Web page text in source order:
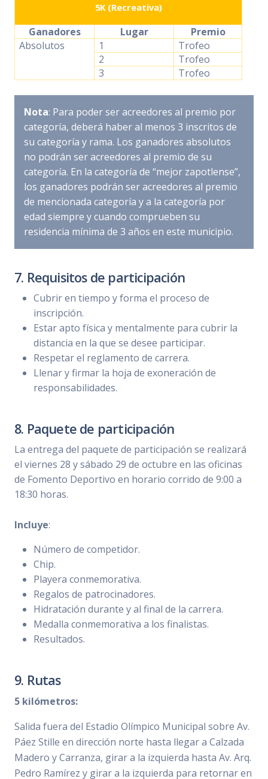
5K (Recreativa)
Ganadores Lugar
Premio
Absolutos
1
Trofeo
2
Trofeo
3
Trofeo
Nota: Para poder ser acreedores al premio por
categoría, deberá haber al menos 3 inscritos de
su categoría y rama. Los ganadores absolutos
no podrán ser acreedores al premio de su
categoría. En la categoría de “mejor zapotlense”,
los ganadores podrán ser acreedores al premio
de mencionada categoría y a la categoría por
edad siempre y cuando comprueben su
residencia mínima de 3 años en este municipio.
7. Requisitos de participación
Cubrir en tiempo y forma el proceso de
inscripción.
Estar apto física y mentalmente para cubrir la
distancia en la que se desee participar.
Respetar el reglamento de carrera.
Llenar y firmar la hoja de exoneración de
responsabilidades.
8. Paquete de participación
La entrega del paquete de participación se realizará
el viernes 28 y sábado 29 de octubre en las oficinas
de Fomento Deportivo en horario corrido de 9:00 a
18:30 horas.
Incluye:
Número de competidor.
Chip.
Playera conmemorativa.
Regalos de patrocinadores.
Hidratación durante y al final de la carrera.
Medalla conmemorativa a los finalistas.
Resultados.
9. Rutas
5 kilómetros:
Salida fuera del Estadio Olímpico Municipal sobre Av.
Páez Stille en dirección norte hasta llegar a Calzada
Madero y Carranza, girar a la izquierda hasta Av. Arq.
Pedro Ramírez y girar a la izquierda para retornar en